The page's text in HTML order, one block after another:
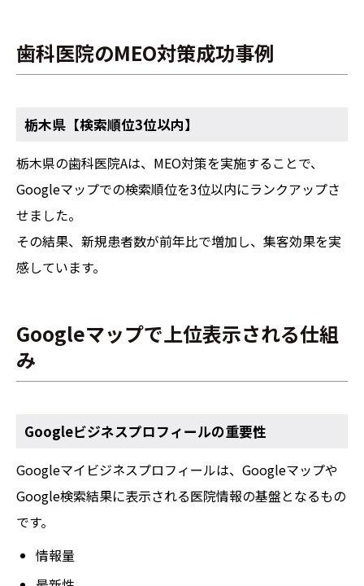
歯科医院のMEO対策成功事例
栃木県【検索順位3位以内】
栃木県の歯科医院Aは、MEO対策を実施することで、
Googleマップでの検索順位を3位以内にランクアップさ
せました。
その結果、新規患者数が前年比で増加し、集客効果を実
感しています。
Googleマップで上位表示される仕組
み
Googleビジネスプロフィールの重要性
Googleマイビジネスプロフィールは、Googleマップや
Google検索結果に表示される医院情報の基盤となるもの
です。
情報量